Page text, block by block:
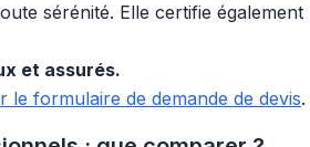
sérénité. Elle certifie
et assurés.
le formulaire de demande de devis.